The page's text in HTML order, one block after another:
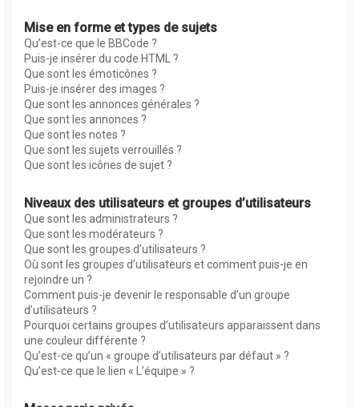
Mise en forme et types de sujets
Qu’est-ce que le BBCode ?
Puis-je insérer du code HTML ?
Que sont les émoticônes ?
Puis-je insérer des images ?
Que sont les annonces générales ?
Que sont les annonces ?
Que sont les notes ?
Que sont les sujets verrouillés ?
Que sont les icônes de sujet ?
Niveaux des utilisateurs et groupes d’utilisateurs
Que sont les administrateurs ?
Que sont les modérateurs ?
Que sont les groupes d’utilisateurs ?
Où sont les groupes d’utilisateurs et comment puis-je en
rejoindre un ?
Comment puis-je devenir le responsable d’un groupe
d’utilisateurs ?
Pourquoi certains groupes d’utilisateurs apparaissent dans
une couleur différente ?
Qu’est-ce qu’un « groupe d’utilisateurs par défaut » ?
Qu’est-ce que le lien « L’équipe » ?